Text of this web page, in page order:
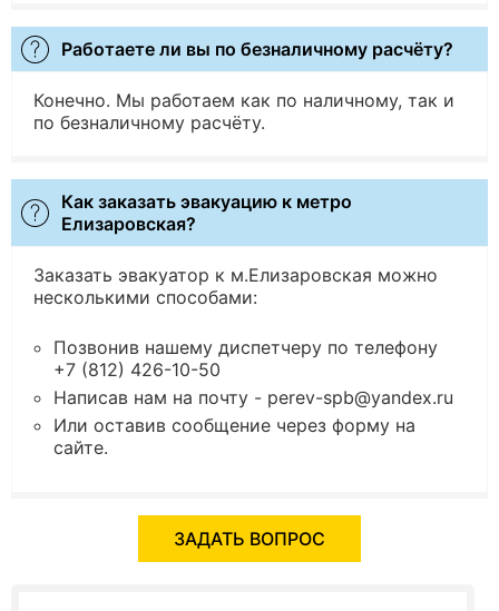
Работаете ли вы по безналичному расчёту?
Конечно. Мы работаем как по наличному, так и
по безналичному расчёту.
Как заказать эвакуацию к метро
Елизаровская?
Заказать эвакуатор к м.Елизаровская можно
несколькими способами:
Позвонив нашему диспетчеру по телефону
+7 (812) 426-10-50
Написав нам на почту - perev-spb@yandex.ru
Или оставив сообщение через форму на
сайте.
ЗАДАТЬ ВОПРОС